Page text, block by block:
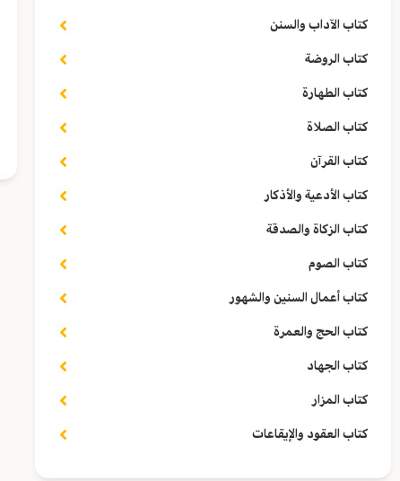
كتاب الآداب والسنن
كتاب الروضة
كتاب الطهارة
كتاب الصلاة
كتاب القرآن
كتاب الأدعية والأذكار
كتاب الزكاة والصدقة
كتاب الصوم
كتاب أعمال السنين والشهور
كتاب الحج والعمرة
كتاب الجهاد
كتاب المزار
كتاب العقود والإيقاعات